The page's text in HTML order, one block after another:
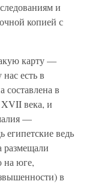
и
копией с
карту —
есть в
в
XVII века, и
—
египетские ведь
размещали
на юге,
в